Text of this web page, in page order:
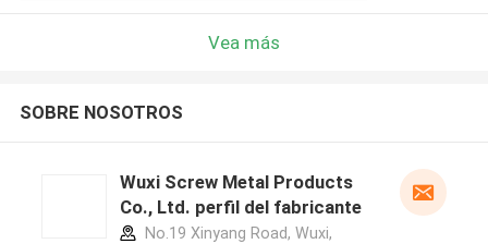
Vea más
SOBRE NOSOTROS
Wuxi Screw Metal Products
Co., Ltd. perfil del fabricante
No.19 Xinyang Road, Wuxi,